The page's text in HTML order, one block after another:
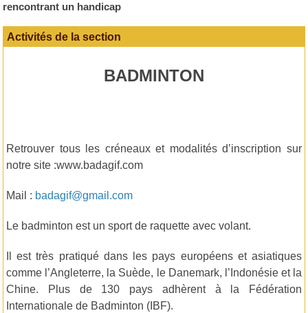
rencontrant un handicap
Activités de la section
BADMINTON
Retrouver tous les créneaux et modalités d’inscription sur
notre site :www.badagif.com
Mail : badagif@gmail.com
Le badminton est un sport de raquette avec volant.
Il est très pratiqué dans les pays européens et asiatiques
comme l’Angleterre, la Suède, le Danemark, l’Indonésie et la
Chine. Plus de 130 pays adhèrent à la Fédération
Internationale de Badminton (IBF).